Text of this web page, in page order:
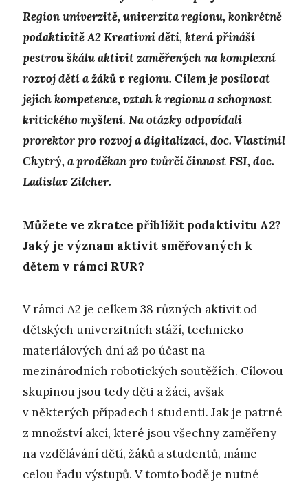
Region univerzitě, univerzita regionu, konkrétně
podaktivitě A2 Kreativní děti, která přináší
pestrou škálu aktivit zaměřených na komplexní
rozvoj dětí a žáků v regionu. Cílem je posilovat
jejich kompetence, vztah k regionu a schopnost
kritického myšlení. Na otázky odpovídali
prorektor pro rozvoj a digitalizaci, doc. Vlastimil
Chytrý, a proděkan pro tvůrčí činnost FSI, doc.
Ladislav Zilcher.
Můžete ve zkratce přiblížit podaktivitu A2?
Jaký je význam aktivit směřovaných k
dětem v rámci RUR?
V rámci A2 je celkem 38 různých aktivit od
dětských univerzitních stáží, technicko-
materiálových dní až po účast na
mezinárodních robotických soutěžích. Cílovou
skupinou jsou tedy děti a žáci, avšak
v některých případech i studenti. Jak je patrné
z množství akcí, které jsou všechny zaměřeny
na vzdělávání dětí, žáků a studentů, máme
celou řadu výstupů. V tomto bodě je nutné